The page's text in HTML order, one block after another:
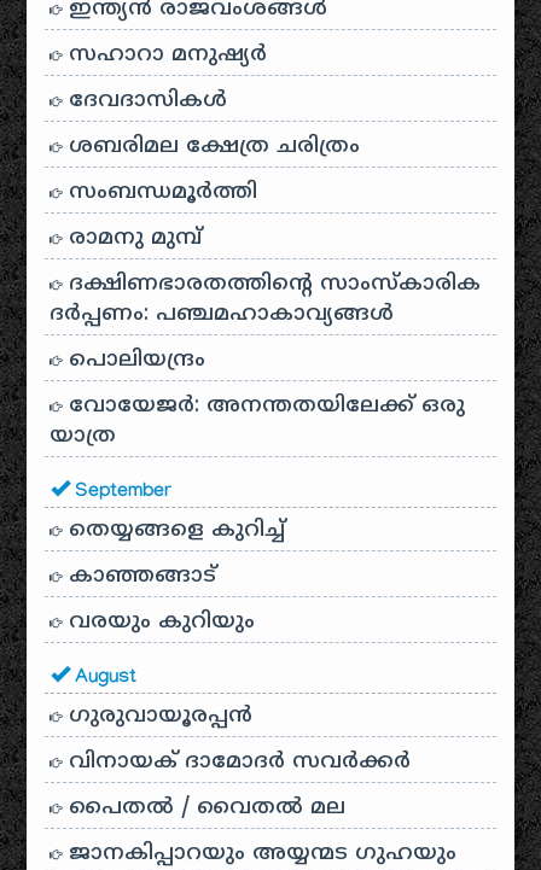
ഇന്ത്യൻ രാജവംശങ്ങൾ
സഹാറാ മനുഷ്യർ
ദേവദാസികൾ
ശബരിമല ക്ഷേത്ര ചരിത്രം
സംബന്ധമൂർത്തി
രാമനു മുമ്പ്
ദക്ഷിണഭാരതത്തിൻ്റെ സാംസ്കാരിക
ദർപ്പണം: പഞ്ചമഹാകാവ്യങ്ങൾ
പൊലിയന്ദ്രം
വോയേജർ: അനന്തതയിലേക്ക് ഒരു
യാത്ര
September
തെയ്യങ്ങളെ കുറിച്ച്
കാഞ്ഞങ്ങാട്
വരയും കുറിയും
August
ഗുരുവായൂരപ്പൻ
വിനായക് ദാമോദർ സവർക്കർ
പൈതൽ / വൈതൽ മല
ജാനകിപ്പാറയും അയ്യന്മട ഗുഹയും